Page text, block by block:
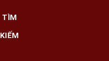
TÌM
KIẾM